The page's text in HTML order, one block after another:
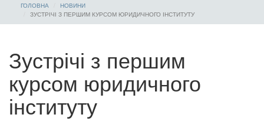
ГОЛОВНА
НОВИНИ
ЗУСТРІЧІ З ПЕРШИМ КУРСОМ ЮРИДИЧНОГО ІНСТИТУТУ
Зустрічі з першим
курсом юридичного
інституту